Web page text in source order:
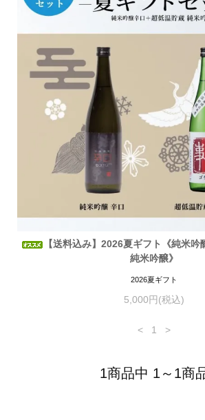
【送料込み】2026夏ギフト《純米
純米吟醸》
2026夏ギフト
5,000円(税込)
< 1 >
1商品中 1～1商